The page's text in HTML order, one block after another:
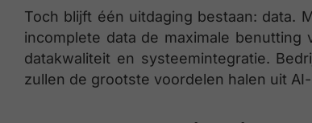
Toch blijft één uitdaging bestaan: data.
incomplete data de maximale
datakwaliteit en systeemintegratie.
zullen de grootste voordelen halen uit